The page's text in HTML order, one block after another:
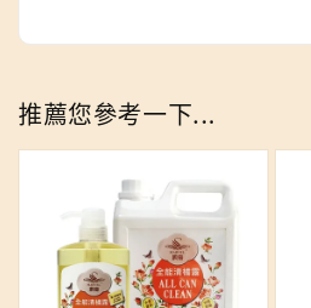
推薦您參考一下...